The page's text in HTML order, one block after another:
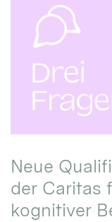
Neue
der Caritas
kognitiver